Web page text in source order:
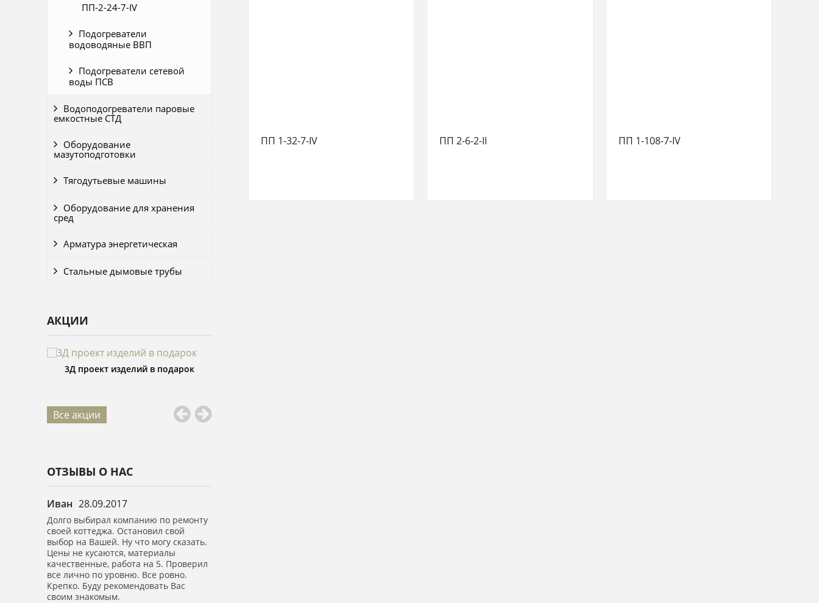
ПП-2-24-7-IV
Подогреватели
водоводяные ВВП
Подогреватели сетевой
воды ПСВ
Водоподогреватели паровые
емкостные СТД
Оборудование
мазутоподготовки
Тягодутьевые машины
Оборудование для хранения
сред
Арматура энергетическая
Стальные дымовые трубы
АКЦИИ
Все акции
ОТЗЫВЫ О НАС
Иван 28.09.2017
Долго выбирал компанию по ремонту
своей коттеджа. Остановил свой
выбор на Вашей. Ну что могу сказать.
Цены не кусаются, материалы
качественные, работа на 5. Проверил
все лично по уровню. Все ровно.
Крепко. Буду рекомендовать Вас
своим знакомым.
ПП 1-32-7-IV ПП 2-6-2-II ПП 1-108-7-IV